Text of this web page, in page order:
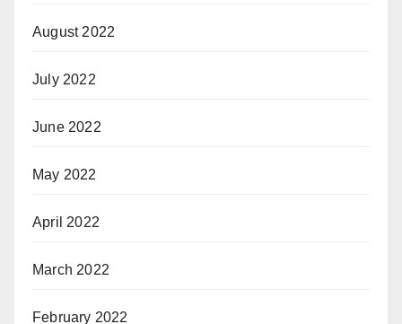
August 2022
July 2022
June 2022
May 2022
April 2022
March 2022
February 2022